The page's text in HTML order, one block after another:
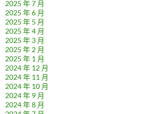
2025 年 7 月
2025 年 6 月
2025 年 5 月
2025 年 4 月
2025 年 3 月
2025 年 2 月
2025 年 1 月
2024 年 12 月
2024 年 11 月
2024 年 10 月
2024 年 9 月
2024 年 8 月